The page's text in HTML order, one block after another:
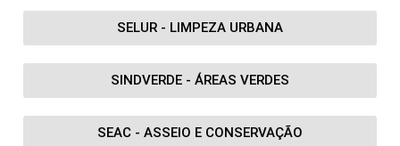
SELUR - LIMPEZA URBANA
SINDVERDE - ÁREAS VERDES
SEAC - ASSEIO E CONSERVAÇÃO